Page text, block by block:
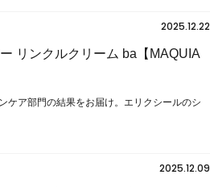
2025.12.22
リンクルクリーム ba【MAQUIA
ケア部門の結果をお届け。エリクシールのシ
2025.12.09